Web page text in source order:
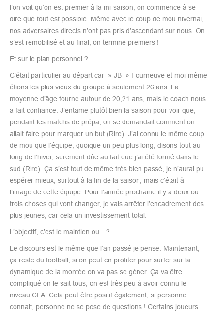
l’on voit qu’on est premier à la mi-saison, on commence à se
dire que tout est possible. Même avec le coup de mou hivernal,
nos adversaires directs n’ont pas pris d’ascendant sur nous. On
s’est remobilisé et au final, on termine premiers !
Et sur le plan personnel ?
C’était particulier au départ car » JB » Fourneuve et moi-même
étions les plus vieux du groupe à seulement 26 ans. La
moyenne d’âge tourne autour de 20,21 ans, mais le coach nous
a fait confiance. J’entame plutôt bien la saison pour voir que,
pendant les matchs de prépa, on se demandait comment on
allait faire pour marquer un but (Rire). J’ai connu le même coup
de mou que l’équipe, quoique un peu plus long, disons tout au
long de l’hiver, surement dûe au fait que j’ai été formé dans le
sud (Rire). Ça s’est tout de même très bien passé, je n’aurai pu
espérer mieux, surtout à la fin de la saison, mais c’était à
l’image de cette équipe. Pour l’année prochaine il y a deux ou
trois choses qui vont changer, je vais arrêter l’encadrement des
plus jeunes, car cela un investissement total.
L’objectif, c’est le maintien ou…?
Le discours est le même que l’an passé je pense. Maintenant,
ça reste du football, si on peut en profiter pour surfer sur la
dynamique de la montée on va pas se géner. Ça va être
compliqué on le sait tous, on est très peu à avoir connu le
niveau CFA. Cela peut être positif également, si personne
connait, personne ne se pose de questions ! Certains joueurs